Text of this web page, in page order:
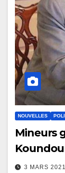
NOUVELLES
Mineurs
3 MARS 2021